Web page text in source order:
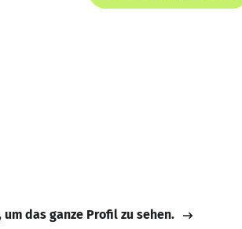
um das ganze Profil zu sehen.